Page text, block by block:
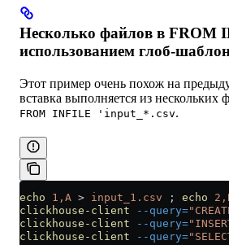
Несколько файлов в FROM
использованием глоб-
Этот пример очень похож на
вставка выполняется из
FROM INFILE 'input_*.csv.
echo 1,A > input_1.csv ; echo
clickhouse-client --query=
clickhouse-client --query=
clickhouse-client --query=